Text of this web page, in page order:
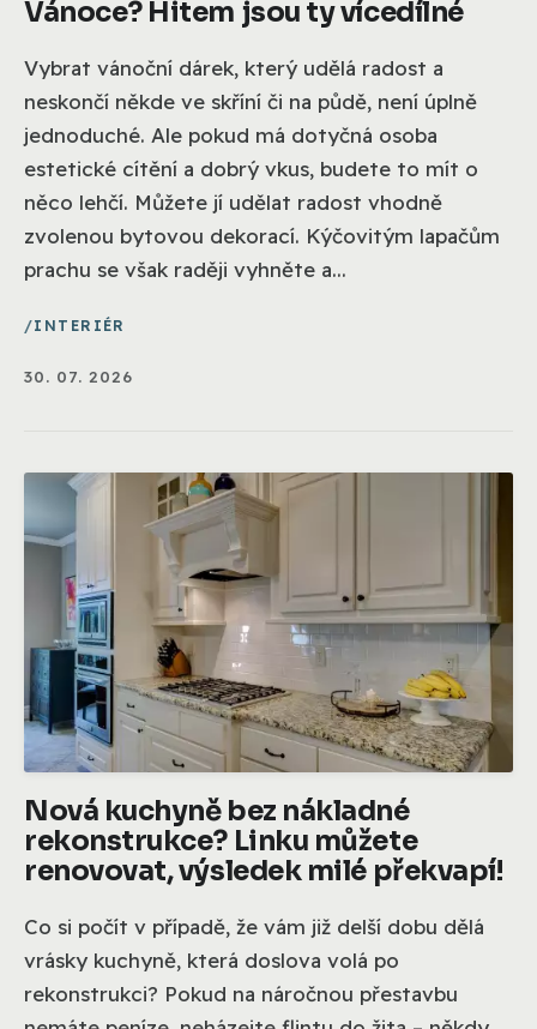
Vánoce? Hitem jsou ty vícedílné
Vybrat vánoční dárek, který udělá radost a
neskončí někde ve skříní či na půdě, není úplně
jednoduché. Ale pokud má dotyčná osoba
estetické cítění a dobrý vkus, budete to mít o
něco lehčí. Můžete jí udělat radost vhodně
zvolenou bytovou dekorací. Kýčovitým lapačům
prachu se však raději vyhněte a...
INTERIÉR
30. 07. 2026
Nová kuchyně bez nákladné
rekonstrukce? Linku můžete
renovovat, výsledek milé překvapí!
Co si počít v případě, že vám již delší dobu dělá
vrásky kuchyně, která doslova volá po
rekonstrukci? Pokud na náročnou přestavbu